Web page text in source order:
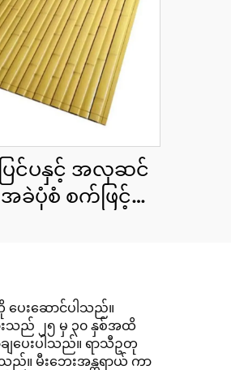
ပြင်ပနှင့် အလှဆင်
အခဲပုံစံ စက်ဖြင့်
ပေးဆောင်ပါသည်။
းသည် ၂၅ မှ ၃၀ နှစ်အထိ
ပေးပါသည်။ ရာသီဥတု
သည်။ မီးဘေးအန္တရာယ် ကာ